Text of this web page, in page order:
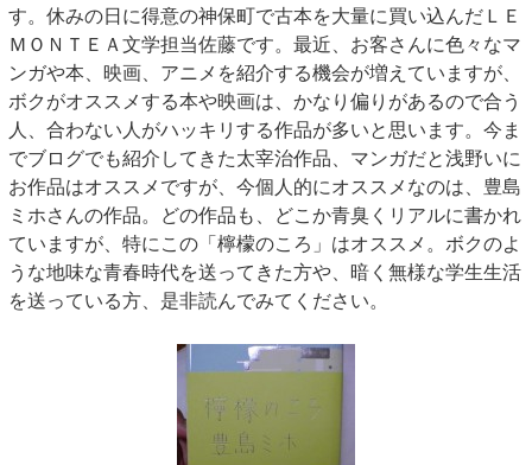
す。休みの日に得意の神保町で古本を大量に買い込んだＬＥ
ＭＯＮＴＥＡ文学担当佐藤です。最近、お客さんに色々なマ
ンガや本、映画、アニメを紹介する機会が増えていますが、
ボクがオススメする本や映画は、かなり偏りがあるので合う
人、合わない人がハッキリする作品が多いと思います。今ま
でブログでも紹介してきた太宰治作品、マンガだと浅野いに
お作品はオススメですが、今個人的にオススメなのは、豊島
ミホさんの作品。どの作品も、どこか青臭くリアルに書かれ
ていますが、特にこの「檸檬のころ」はオススメ。ボクのよ
うな地味な青春時代を送ってきた方や、暗く無様な学生生活
を送っている方、是非読んでみてください。